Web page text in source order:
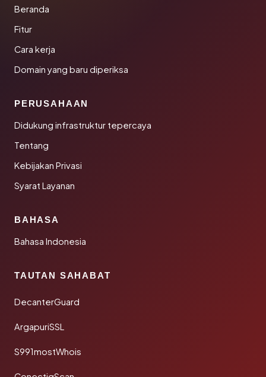
Beranda
Fitur
Cara kerja
Domain yang baru diperiksa
PERUSAHAAN
Didukung infrastruktur tepercaya
Tentang
Kebijakan Privasi
Syarat Layanan
BAHASA
Bahasa Indonesia
TAUTAN SAHABAT
DecanterGuard
ArgapuriSSL
S991mostWhois